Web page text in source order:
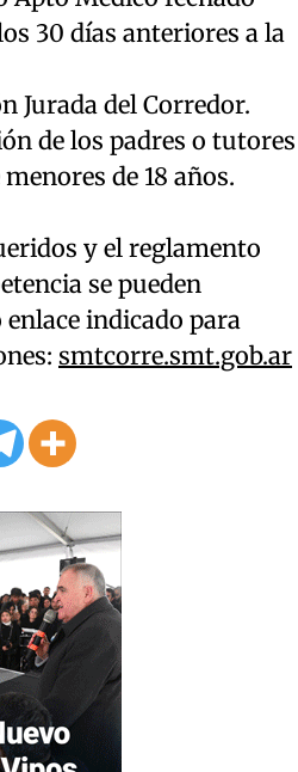
30 días anteriores a la
Jurada del Corredor.
de los padres o tutores
de 18 años.
y el reglamento
se pueden
indicado para
smtcorre.smt.gob.ar